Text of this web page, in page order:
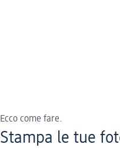
Ecco come fare.
Stampa le tue